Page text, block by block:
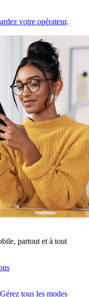
votre opérateur,
partout et à tout
Gérez tous les modes